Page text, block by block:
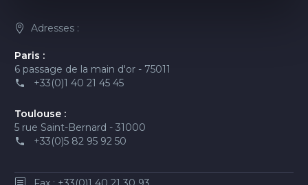
Adresses :
Paris :
6 passage de la main d'or - 75011
+33(0)1 40 21 45 45
Toulouse :
5 rue Saint-Bernard - 31000
+33(0)5 82 95 92 50